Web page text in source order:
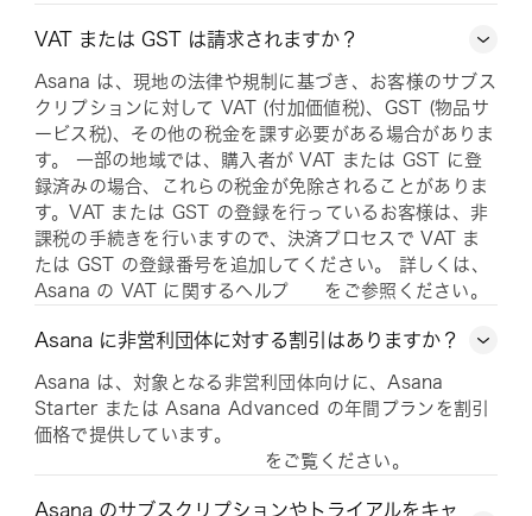
VAT または GST は請求されますか？
Asana は、現地の法律や規制に基づき、お客様のサブス
クリプションに対して VAT (付加価値税)、GST (物品サ
ービス税)、その他の税金を課す必要がある場合がありま
す。 一部の地域では、購入者が VAT または GST に登
録済みの場合、これらの税金が免除されることがありま
す。VAT または GST の登録を行っているお客様は、非
課税の手続きを行いますので、決済プロセスで VAT ま
たは GST の登録番号を追加してください。 詳しくは、
Asana の VAT に関するヘルプ
をご参照ください。
Asana に非営利団体に対する割引はありますか？
Asana は、対象となる非営利団体向けに、Asana
Starter または Asana Advanced の年間プランを割引
価格で提供しています。
をご覧ください。
Asana のサブスクリプションやトライアルをキャ